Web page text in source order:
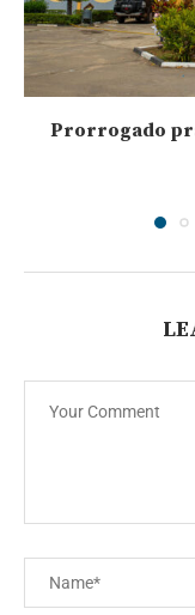
Prorrogado